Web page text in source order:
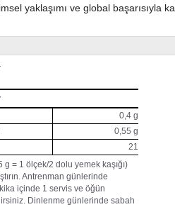
yaklaşımı ve global başarısıyla
0,4 g
0,55 g
21
g = 1 ölçek/2 dolu yemek kaşığı)
Antrenman günlerinde
içinde 1 servis ve öğün
Dinlenme günlerinde sabah